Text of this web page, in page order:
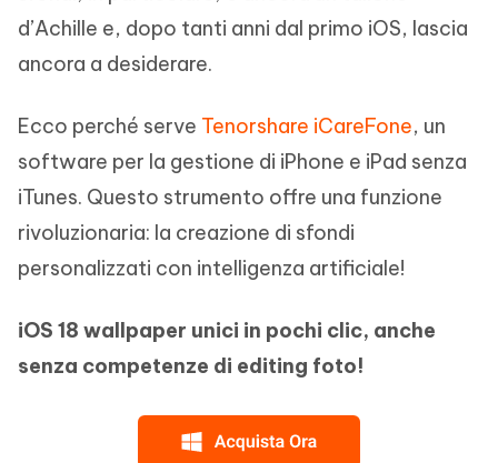
d’Achille e, dopo tanti anni dal primo iOS, lascia
ancora a desiderare.
Ecco perché serve Tenorshare iCareFone, un
software per la gestione di iPhone e iPad senza
iTunes. Questo strumento offre una funzione
rivoluzionaria: la creazione di sfondi
personalizzati con intelligenza artificiale!
iOS 18 wallpaper unici in pochi clic, anche
senza competenze di editing foto!